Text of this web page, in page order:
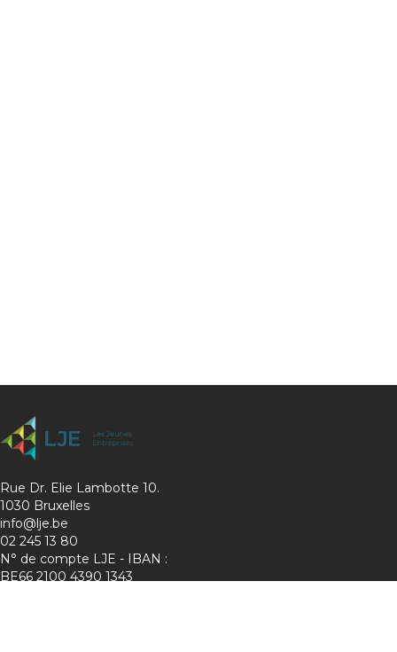
Rue Dr. Elie Lambotte 10.
1030 Bruxelles
info@lje.be
02 245 13 80
N° de compte LJE - IBAN :
BE66 2100 4390 1343